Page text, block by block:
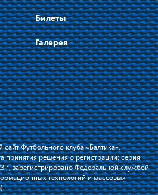
Билеты
Галерея
Футбольного клуба «Балтика»,
принятия решения о регистрации: серия
г, зарегистрировано Федеральной службой
технологий и массовых